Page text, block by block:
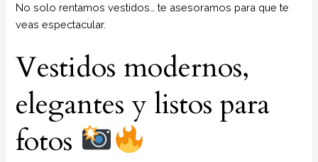
No solo rentamos vestidos… te asesoramos para que te
veas espectacular.
Vestidos modernos,
elegantes y listos para
fotos